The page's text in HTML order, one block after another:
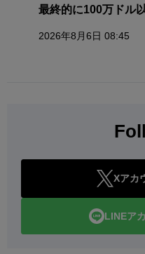
最終的に100万ドル以
2026年8月6日 08:45
Xアカ
LINEア